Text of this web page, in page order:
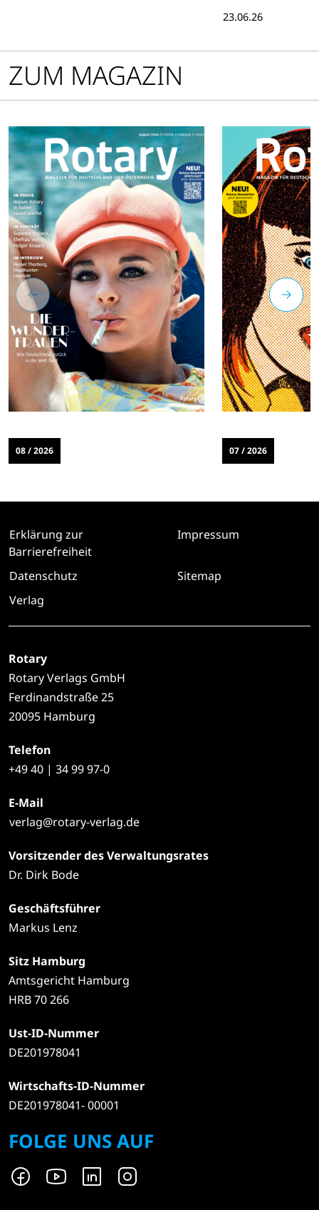
wird – mit
Begegnung
23.06.26
ZUM MAGAZIN
08 / 2026 07 / 2026
Erklärung zur
Barrierefreiheit
Impressum
Datenschutz
Sitemap
Verlag
Rotary
Rotary Verlags GmbH
Ferdinandstraße 25
20095 Hamburg
Telefon
+4940 | 34 99 97-0
E-Mail
verlag@rotary-verlag.de
Vorsitzender des Verwaltungsrates
Dr. Dirk Bode
Geschäftsführer
Markus Lenz
Sitz Hamburg
Amtsgericht Hamburg
HRB 70 266
Ust-ID-Nummer
DE201978041
Wirtschafts-ID-Nummer
DE201978041- 00001
FOLGE UNS AUF